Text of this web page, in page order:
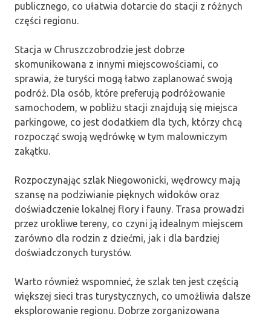
publicznego, co ułatwia dotarcie do stacji z różnych
części regionu.
Stacja w Chruszczobrodzie jest dobrze
skomunikowana z innymi miejscowościami, co
sprawia, że turyści mogą łatwo zaplanować swoją
podróż. Dla osób, które preferują podróżowanie
samochodem, w pobliżu stacji znajdują się miejsca
parkingowe, co jest dodatkiem dla tych, którzy chcą
rozpocząć swoją wędrówkę w tym malowniczym
zakątku.
Rozpoczynając szlak Niegowonicki, wędrowcy mają
szansę na podziwianie pięknych widoków oraz
doświadczenie lokalnej flory i fauny. Trasa prowadzi
przez urokliwe tereny, co czyni ją idealnym miejscem
zarówno dla rodzin z dziećmi, jak i dla bardziej
doświadczonych turystów.
Warto również wspomnieć, że szlak ten jest częścią
większej sieci tras turystycznych, co umożliwia dalsze
eksplorowanie regionu. Dobrze zorganizowana